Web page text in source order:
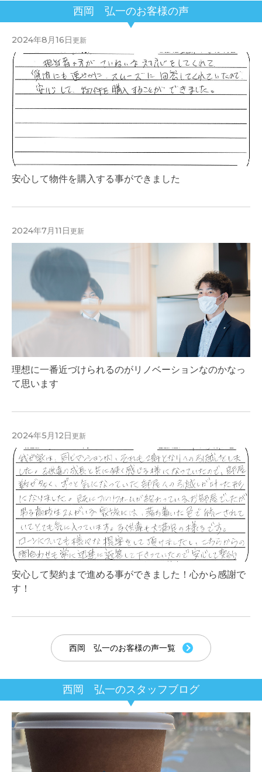
西岡 弘一のお客様の声
2024年8月16日更新
安心して物件を購入する事ができました
2024年7月11日更新
理想に一番近づけられるのがリノベーションなのかなっ
て思います
2024年5月12日更新
安心して契約まで進める事ができました！心から感謝で
す！
西岡 弘一のお客様の声一覧
西岡 弘一のスタッフブログ